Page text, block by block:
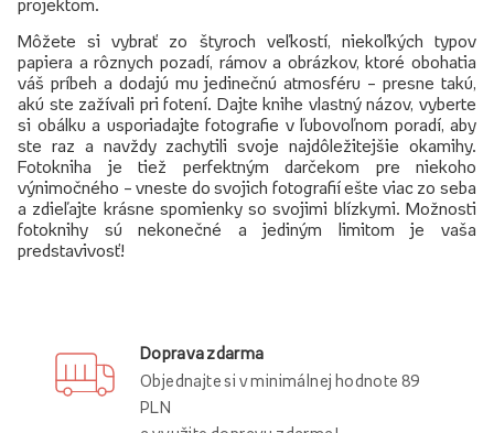
projektom.
Môžete si vybrať zo štyroch veľkostí, niekoľkých typov
papiera a rôznych pozadí, rámov a obrázkov, ktoré obohatia
váš príbeh a dodajú mu jedinečnú atmosféru – presne takú,
akú ste zažívali pri fotení. Dajte knihe vlastný názov, vyberte
si obálku a usporiadajte fotografie v ľubovoľnom poradí, aby
ste raz a navždy zachytili svoje najdôležitejšie okamihy.
Fotokniha je tiež perfektným darčekom pre niekoho
výnimočného – vneste do svojich fotografií ešte viac zo seba
a zdieľajte krásne spomienky so svojimi blízkymi. Možnosti
fotoknihy sú nekonečné a jediným limitom je vaša
predstavivosť!
Doprava zdarma
Objednajte si v minimálnej hodnote 89
PLN